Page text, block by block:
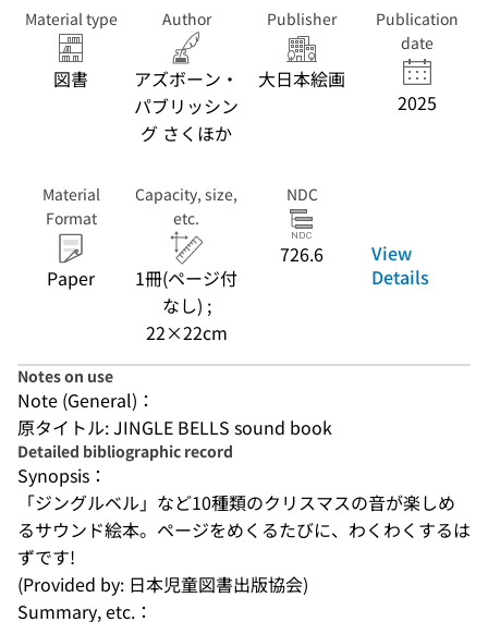
Material type
図書
Author
アズボーン・
パブリッシン
グ さくほか
Publisher
大日本絵画
Publication
date
2025
Material
Format
Paper
Capacity, size,
etc.
1冊(ページ付
なし) ;
22×22cm
NDC
726.6
View
Details
Notes on use
Note (General)：
原タイトル: JINGLE BELLS sound book
Detailed bibliographic record
Synopsis：
「ジングルベル」など10種類のクリスマスの音が楽しめ
るサウンド絵本。ページをめくるたびに、わくわくするは
ずです!
(Provided by: 日本児童図書出版協会)
Summary, etc.：